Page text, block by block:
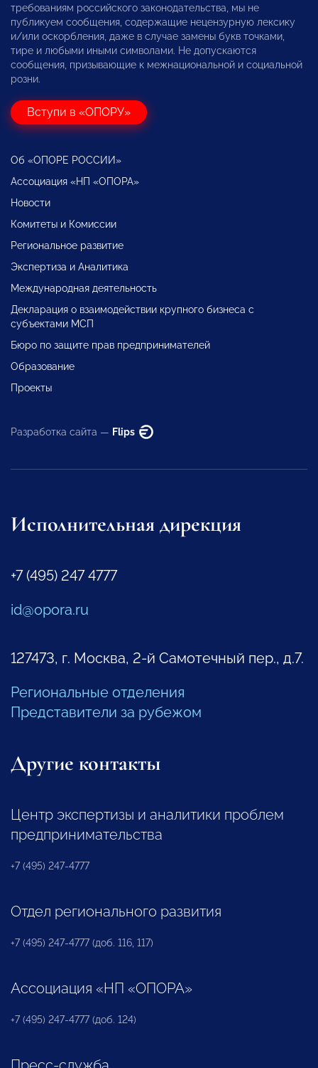
требованиям российского законодательства, мы не
публикуем сообщения, содержащие нецензурную лексику
и/или оскорбления, даже в случае замены букв точками,
тире и любыми иными символами. Не допускаются
сообщения, призывающие к межнациональной и социальной
розни.
Вступи в «ОПОРУ»
Об «ОПОРЕ РОССИИ»
Ассоциация «НП «ОПОРА»
Новости
Комитеты и Комиссии
Региональное развитие
Экспертиза и Аналитика
Международная деятельность
Декларация о взаимодействии крупного бизнеса с
субъектами МСП
Бюро по защите прав предпринимателей
Образование
Проекты
Разработка сайта — Flips
Исполнительная дирекция
+7 (495) 247 4777
id@opora.ru
127473, г. Москва, 2-й Самотечный пер., д.7.
Региональные отделения
Представители за рубежом
Другие контакты
Центр экспертизы и аналитики проблем
предпринимательства
+7 (495) 247-4777
Отдел регионального развития
+7 (495) 247-4777 (доб. 116, 117)
Ассоциация «НП «ОПОРА»
+7 (495) 247-4777 (доб. 124)